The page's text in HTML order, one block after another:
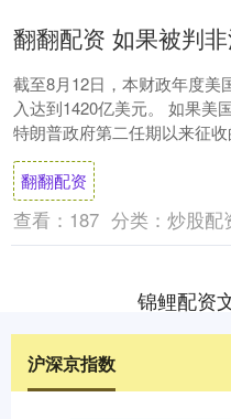
截至8月12日，本财政年度美
入达到1420亿美元。 如果美
特朗普政府第二任期以来征
这些关税是否要退还？如何退
加....
翻翻配资
查看： 187 分类： 炒股配
锦鲤配资
沪深京指数